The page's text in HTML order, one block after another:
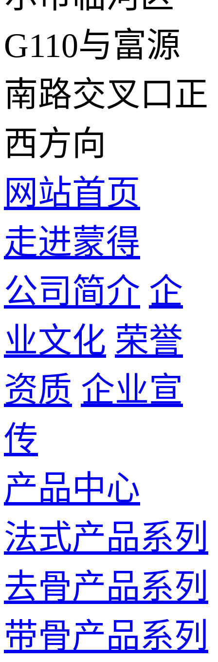
G110与富源
南路交叉口正
西方向
网站首页
走进蒙得
公司简介 企
业文化 荣誉
资质 企业宣
传
产品中心
法式产品系列
去骨产品系列
带骨产品系列